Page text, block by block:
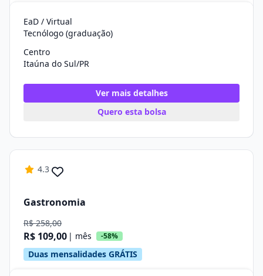
EaD / Virtual
Tecnólogo (graduação)
Centro
Itaúna do Sul/PR
Ver mais detalhes
Quero esta bolsa
4.3
Gastronomia
R$ 258,00
R$ 109,00 | mês -58%
Duas mensalidades GRÁTIS